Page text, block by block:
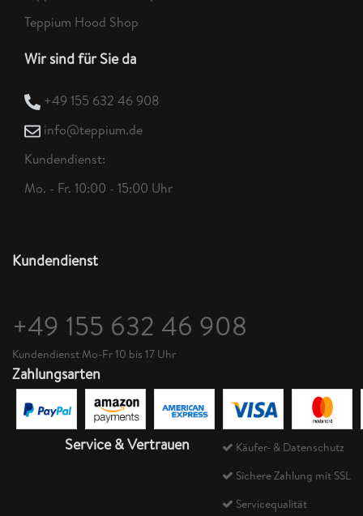
Teppium Hood Shop
Wir sind für Sie da
+49 155 632 46 908
info@teppium.de
Kundendienst:
Mo. - Fr. 10:00 - 15:00 Uhr
Kundendienst
+49 155 632 46 908
Kundendienst Mo-Fr 10 bis 17 Uhr
Zahlungsarten
Service & Vertrauen
Käufer- & Datenschutz
Sichere Zahlung mit SSL
Servicequalität